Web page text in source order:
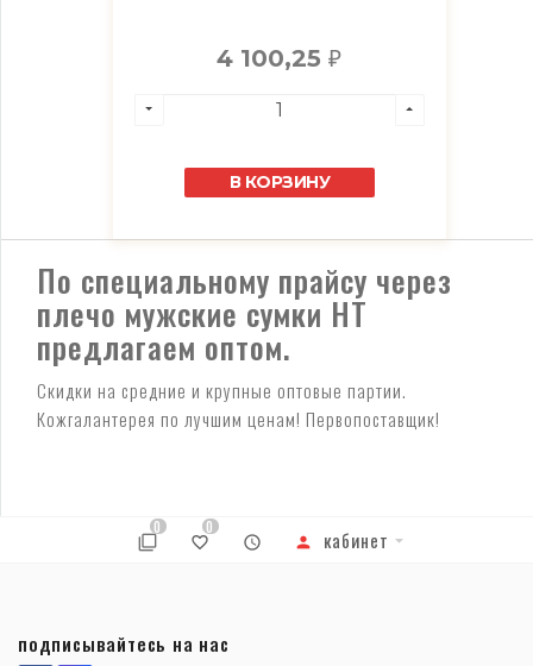
4 100,25₽
В КОРЗИНУ
По специальному прайсу через
плечо мужские сумки HT
предлагаем оптом.
Скидки на средние и крупные оптовые партии.
Кожгалантерея по лучшим ценам! Первопоставщик!
0 0 кабинет
подписывайтесь на нас